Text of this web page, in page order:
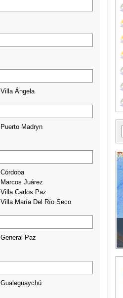
Villa Ángela
Puerto Madryn
Córdoba
Marcos Juárez
Villa Carlos Paz
Villa María Del Río Seco
General Paz
Gualeguaychú